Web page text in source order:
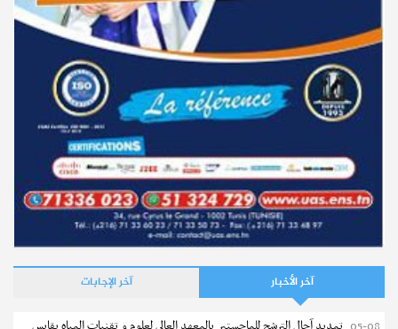
آخر الأخبار آخر الإجابات